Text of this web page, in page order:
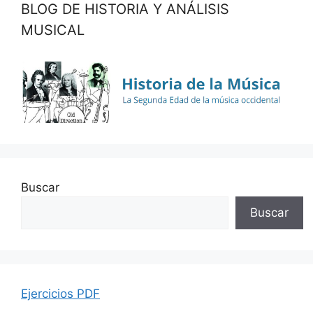
BLOG DE HISTORIA Y ANÁLISIS
MUSICAL
Buscar
Buscar
Ejercicios PDF